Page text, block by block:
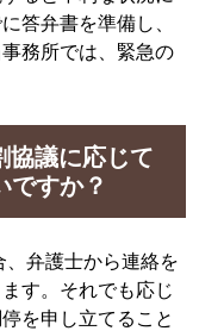
答弁書を準備し、
務所では、緊急の
協議に応じて
ですか？
弁護士から連絡を
す。それでも応じ
を申し立てること